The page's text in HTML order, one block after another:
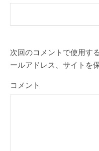
次回のコメントで使用す
ールアドレス、サイトを
コメント